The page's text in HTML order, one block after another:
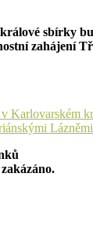
sbírky
zahájení
Karlovarském